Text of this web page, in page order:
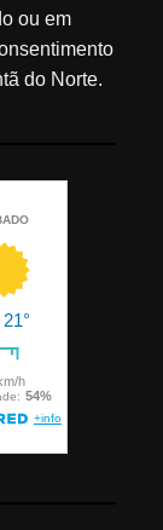
ou em
do Norte.